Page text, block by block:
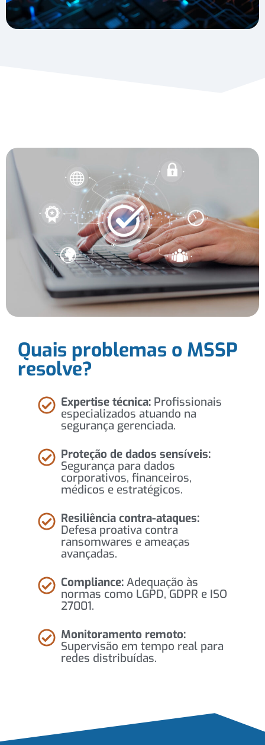
Quais problemas o MSSP
resolve?
Expertise técnica:Profissionais
especializados atuando na
segurança gerenciada.
Proteção de dados sensíveis:
Segurança para dados
corporativos, financeiros,
médicos e estratégicos.
Resiliência contra-ataques:
Defesa proativa contra
ransomwares e ameaças
avançadas.
Compliance:Adequação às
normas como LGPD, GDPR e ISO
27001.
Monitoramento remoto:
Supervisão em tempo real para
redes distribuídas.